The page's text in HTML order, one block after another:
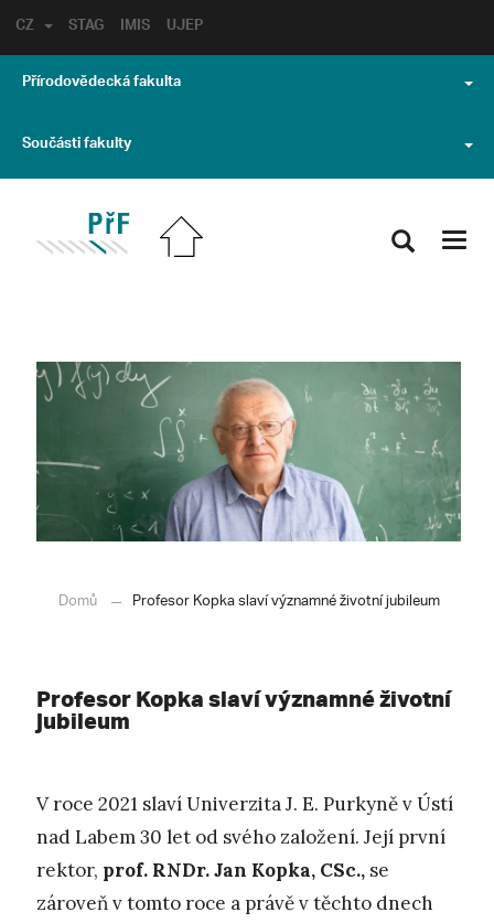
STAG IMIS UJEP
CZ
Přírodovědecká fakulta
Součásti fakulty
Domů Profesor Kopka slaví významné životní jubileum
Profesor Kopka slaví významné životní
jubileum
V roce 2021 slaví Univerzita J. E. Purkyně v Ústí
nad Labem 30 let od svého založení. Její první
rektor, prof. RNDr. Jan Kopka, CSc., se
zároveň v tomto roce a právě v těchto dnech